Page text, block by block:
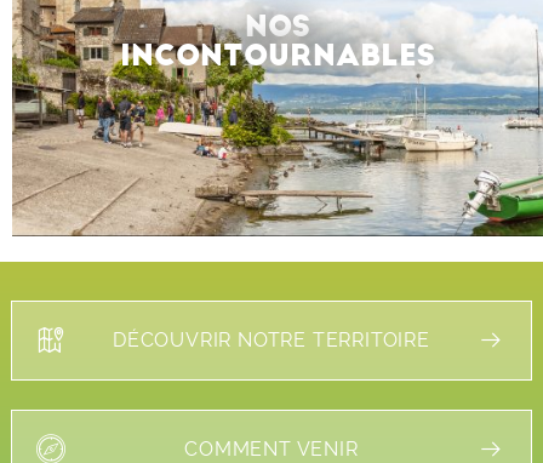
NOS
INCONTOURNABLES
DÉCOUVRIR NOTRE TERRITOIRE
COMMENT VENIR